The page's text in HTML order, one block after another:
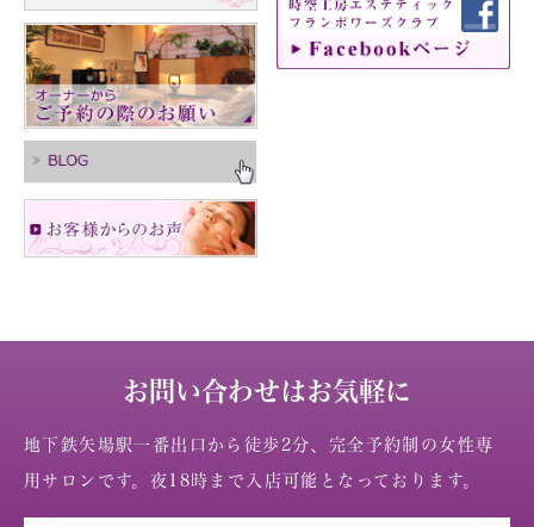
お問い合わせはお気軽に
地下鉄矢場駅一番出口から徒歩2分、完全予約制の女性専
用サロンです。夜18時まで入店可能となっております。